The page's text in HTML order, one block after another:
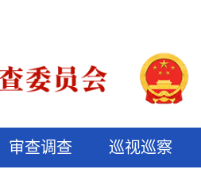
审查调查 巡视巡察